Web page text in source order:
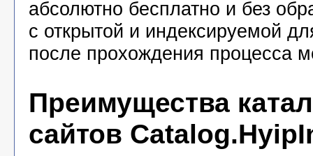
абсолютно бесплатно и без
с открытой и индексируемой
после прохождения процесса
Преимущества
сайтов